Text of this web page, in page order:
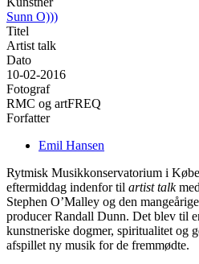
Sunn O)))
Titel
Artist talk
Dato
10-02-2016
Fotograf
RMC og artFREQ
Forfatter
Emil Hansen
Rytmisk Musikkonservatorium i
eftermiddag indenfor til artist talk
Stephen O’Malley og den
producer Randall Dunn. Det blev til
kunstneriske dogmer, spiritualitet og
afspillet ny musik for de fremmødte.